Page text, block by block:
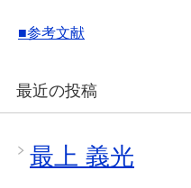
■参考文献
最近の投稿
最上 義光